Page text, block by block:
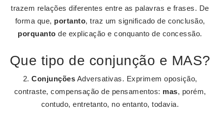
trazem relações diferentes entre as palavras e frases. De
forma que, portanto, traz um significado de conclusão,
porquanto de explicação e conquanto de concessão.
Que tipo de conjunção e MAS?
2. Conjunções Adversativas. Exprimem oposição,
contraste, compensação de pensamentos: mas, porém,
contudo, entretanto, no entanto, todavia.